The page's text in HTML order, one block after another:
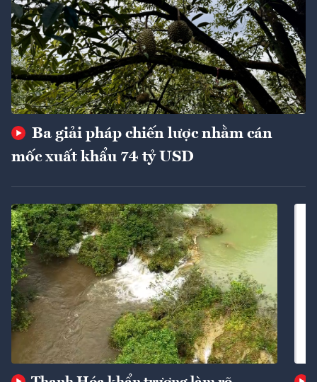
Ba giải pháp chiến lược nhằm cán
mốc xuất khẩu 74 tỷ USD